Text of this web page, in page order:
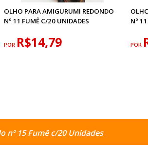
OLHO PARA AMIGURUMI REDONDO
Nº 11 FUMÊ C/20 UNIDADES
POR R$14,79
Nº
POR
nº 15 Fumê c/20 Unidades